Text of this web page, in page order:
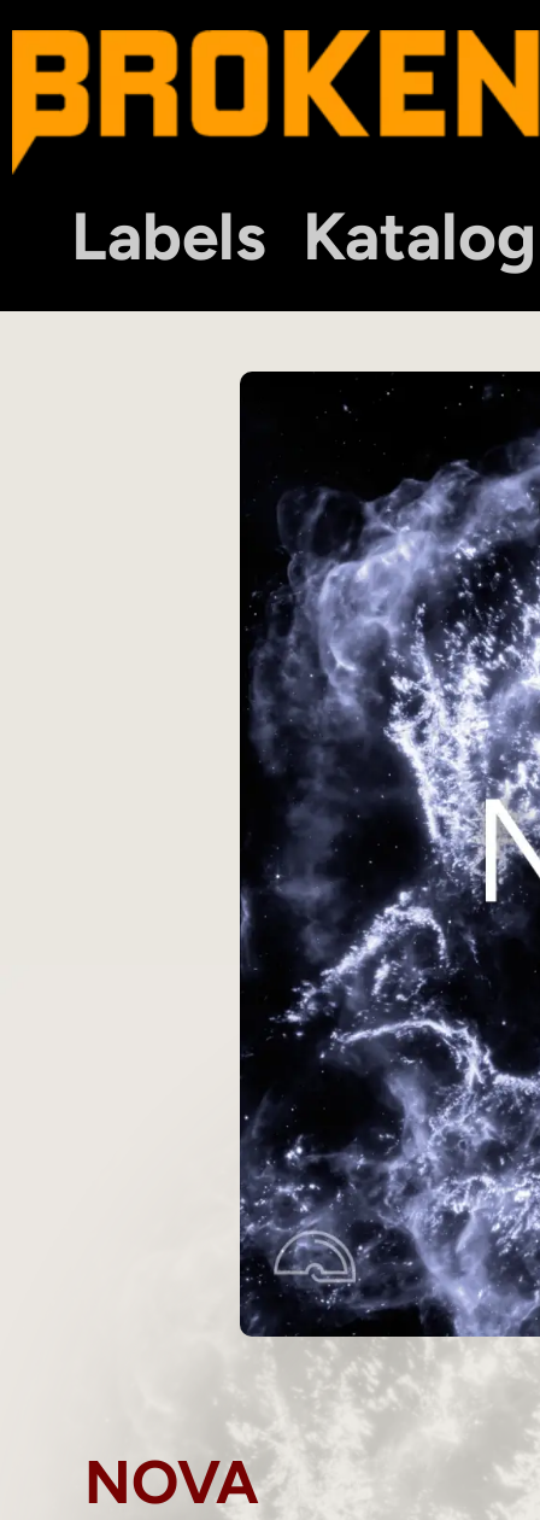
Labels Katalog
NOVA